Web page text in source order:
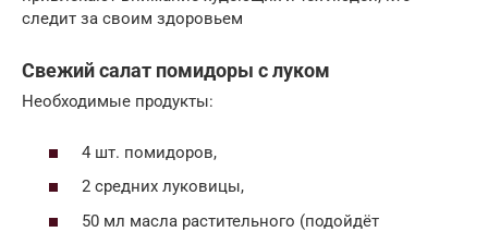
следит за своим здоровьем
Свежий салат помидоры с луком
Необходимые продукты:
4 шт. помидоров,
2 средних луковицы,
50 мл масла растительного (подойдёт